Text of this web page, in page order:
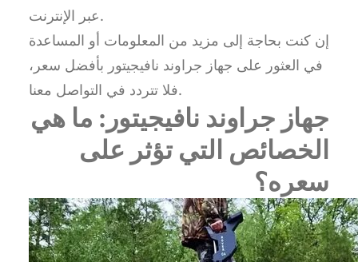
عبر الإنترنت.
إن كنت بحاجة إلى مزيد من المعلومات أو المساعدة
في العثور على جهاز جراوند نافيجيتور بأفضل سعر،
فلا تتردد في التواصل معنا.
جهاز جراوند نافيجيتور: ما هي
الخصائص التي تؤثر على
سعره؟